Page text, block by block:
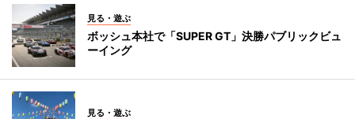
見る・遊ぶ
ボッシュ本社で「SUPER GT」決勝パブリックビュ
ーイング
見る・遊ぶ